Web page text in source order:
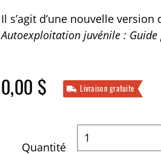
Il s’agit d’une nouvelle
Autoexploitation juvénile : Guide
0,00 $ Livraison gratuite
Quantité